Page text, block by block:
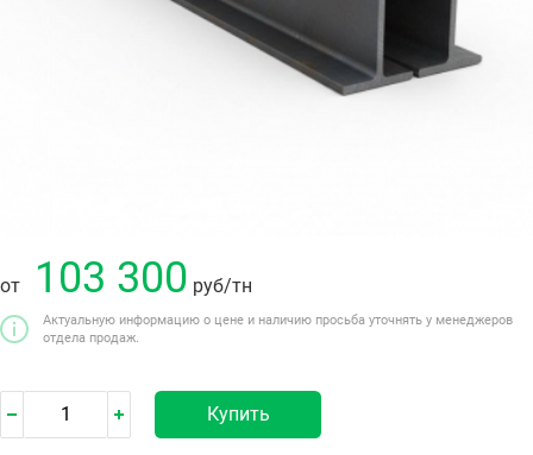
от 103 300 руб/тн
Актуальную информацию о цене и наличию просьба уточнять у менеджеров
отдела продаж.
Купить